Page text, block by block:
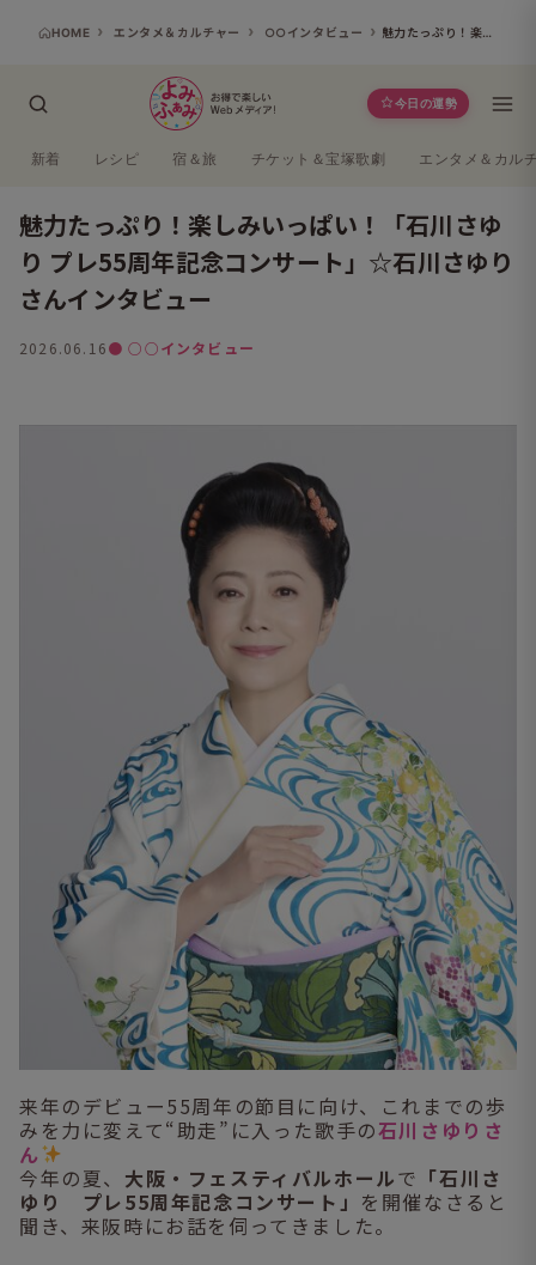
HOME エンタメ＆カルチャー ○○インタビュー 魅力たっぷり！楽しみいっぱい！「石川さゆり プレ55周年記念コンサート」☆石川さゆりさんインタビュー
今日の運勢
新着 レシピ 宿＆旅 チケット＆宝塚歌劇 エンタメ＆カル
魅力たっぷり！楽しみいっぱい！「石川さゆ
り プレ55周年記念コンサート」☆石川さゆり
さんインタビュー
2026.06.16● ○○インタビュー
来年のデビュー55周年の節目に向け、これまでの歩
みを力に変えて“助走”に入った歌手の石川さゆりさ
ん
今年の夏、 大阪・フェスティバルホールで 「石川さ
ゆり プレ55周年記念コンサート」 を開催なさると
聞き、来阪時にお話を伺ってきました。